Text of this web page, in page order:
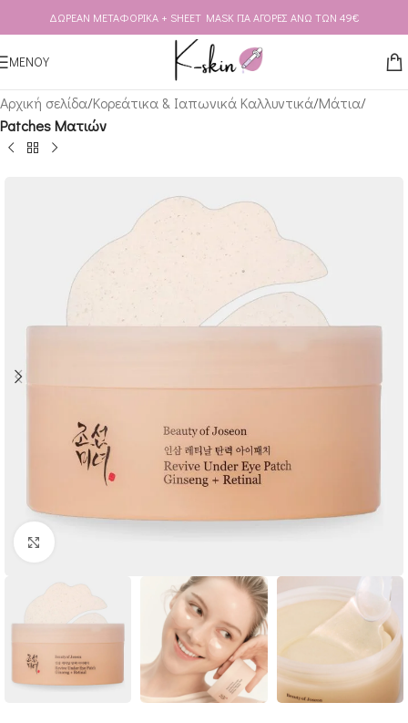
Skip to navigation
Skip to main content
ΔΩΡΕΑΝ ΜΕΤΑΦΟΡΙΚΑ + SHEET MASK ΓΙΑ ΑΓΟΡΕΣ ΑΝΩ ΤΩΝ 49€
ΜΕΝΟΥ
Αρχική σελίδα Κορεάτικα & Ιαπωνικά Καλλυντικά Μάτια
Patches Ματιών